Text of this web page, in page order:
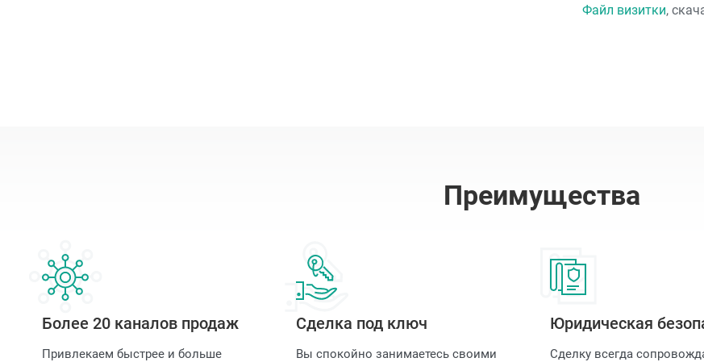
Файл визитки,
Преимущества
Более 20 каналов продаж
Привлекаем быстрее и больше
Сделка под ключ
Вы спокойно занимаетесь своими
Юридическая
Сделку всегда